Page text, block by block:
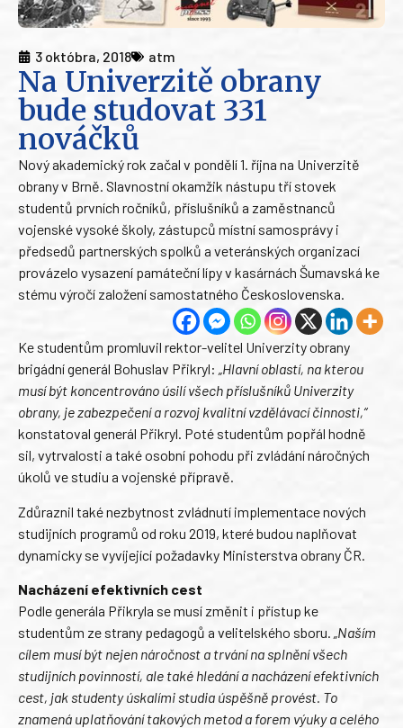
3 októbra, 2018 atm
Na Univerzitě obrany
bude studovat 331
nováčků
Nový akademický rok začal v pondělí 1. října na Univerzitě
obrany v Brně. Slavnostní okamžik nástupu tří stovek
studentů prvních ročníků, příslušníků a zaměstnanců
vojenské vysoké školy, zástupců místní samosprávy i
předsedů partnerských spolků a veteránských organizací
provázelo vysazení památeční lípy v kasárnách Šumavská ke
stému výročí založení samostatného Československa.
Ke studentům promluvil rektor-velitel Univerzity obrany
brigádní generál Bohuslav Přikryl: „Hlavní oblastí, na kterou
musí být koncentrováno úsilí všech příslušníků Univerzity
obrany, je zabezpečení a rozvoj kvalitní vzdělávací činnosti,“
konstatoval generál Přikryl. Poté studentům popřál hodně
sil, vytrvalosti a také osobní pohodu při zvládání náročných
úkolů ve studiu a vojenské přípravě.
Zdůraznil také nezbytnost zvládnutí implementace nových
studijních programů od roku 2019, které budou naplňovat
dynamicky se vyvíjející požadavky Ministerstva obrany ČR.
Nacházení efektivních cest
Podle generála Přikryla se musí změnit i přístup ke
studentům ze strany pedagogů a velitelského sboru. „Naším
cílem musí být nejen náročnost a trvání na splnění všech
studijních povinností, ale také hledání a nacházení efektivních
cest, jak studenty úskalími studia úspěšně provést. To
znamená uplatňování takových metod a forem výuky a celého